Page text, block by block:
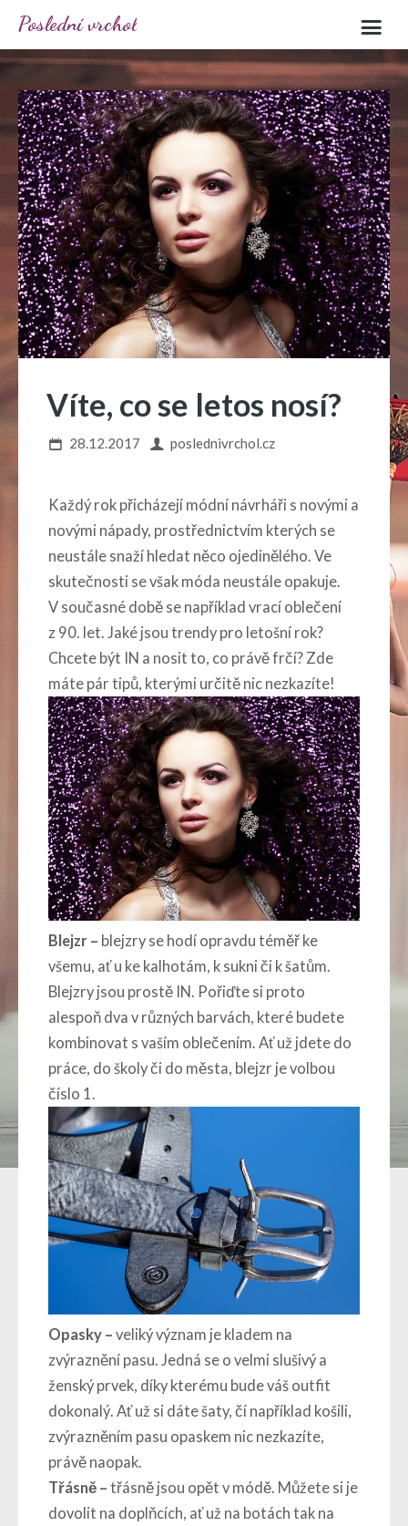
Poslední vrchol
Víte, co se letos nosí?
28.12.2017 poslednivrchol.cz
Každý rok přicházejí módní návrháři s novými a
novými nápady, prostřednictvím kterých se
neustále snaží hledat něco ojedinělého. Ve
skutečnosti se však móda neustále opakuje.
V současné době se například vrací oblečení
z 90. let. Jaké jsou trendy pro letošní rok?
Chcete být IN a nosit to, co právě frčí? Zde
máte pár tipů, kterými určitě nic nezkazíte!
Blejzr – blejzry se hodí opravdu téměř ke
všemu, ať u ke kalhotám, k sukni či k šatům.
Blejzry jsou prostě IN. Pořiďte si proto
alespoň dva v různých barvách, které budete
kombinovat s vaším oblečením. Ať už jdete do
práce, do školy či do města, blejzr je volbou
číslo 1.
Opasky – veliký význam je kladem na
zvýraznění pasu. Jedná se o velmi slušivý a
ženský prvek, díky kterému bude váš outfit
dokonalý. Ať už si dáte šaty, čí například košili,
zvýrazněním pasu opaskem nic nezkazíte,
právě naopak.
Třásně – třásně jsou opět v módě. Můžete si je
dovolit na doplňcích, ať už na botách tak na